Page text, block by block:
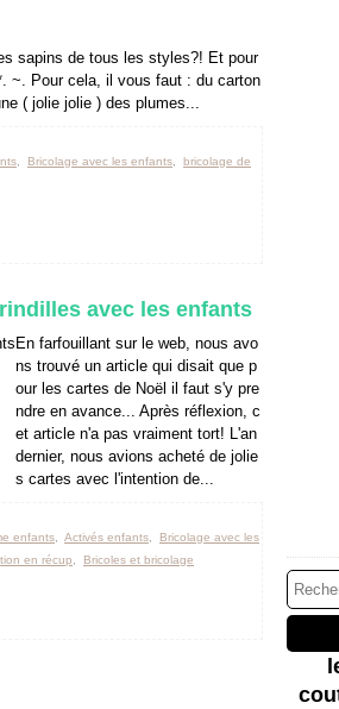
sapins de tous les styles?! Et pour
~. Pour cela, il vous faut : du carton
( jolie jolie ) des plumes...
Bricolage avec les enfants
bricolage de
avec les enfants
En farfouillant sur le web, nous avo
ns trouvé un article qui disait que p
our les cartes de Noël il faut s'y pre
ndre en avance... Après réflexion, c
et article n'a pas vraiment tort! L'an
dernier, nous avions acheté de jolie
s cartes avec l'intention de...
enfants Activés enfants
Bricolage avec les
en récup Bricoles et bricolage